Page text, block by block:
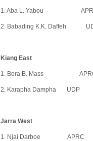
1. Aba L. Yabou
2. Babading K.K.
Kiang East
1. Bora B. Mass
2. Karapha Dampha
Jarra West
1. Njai Darboe